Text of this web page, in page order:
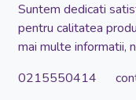
Suntem dedicati
pentru calitatea
mai multe informatii,
0215550414